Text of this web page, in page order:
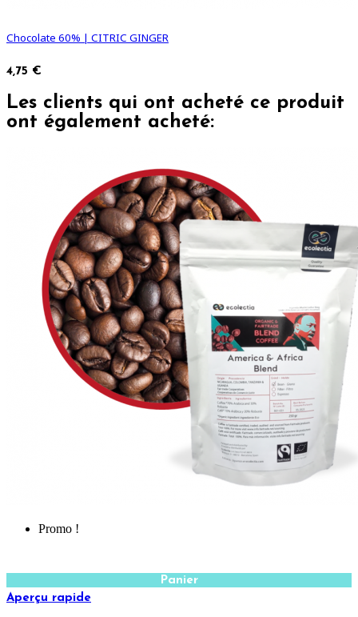
Chocolate 60% | CITRIC GINGER
4,75 €
Les clients qui ont acheté ce produit
ont également acheté:
Promo !
Panier
Aperçu rapide